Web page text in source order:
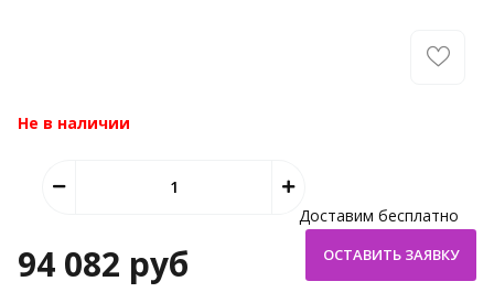
Не в наличии
94 082 руб
Доставим бесплатно